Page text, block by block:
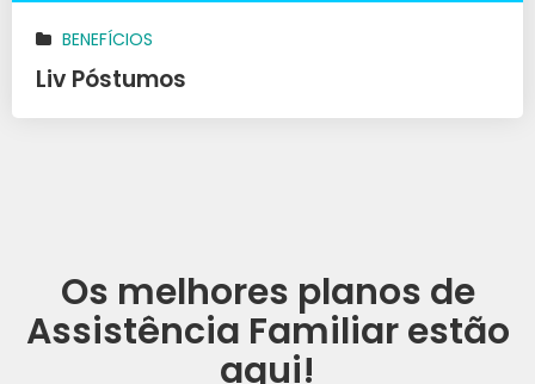
BENEFÍCIOS
Liv Póstumos
Os melhores planos de
Assistência Familiar estão
aqui!